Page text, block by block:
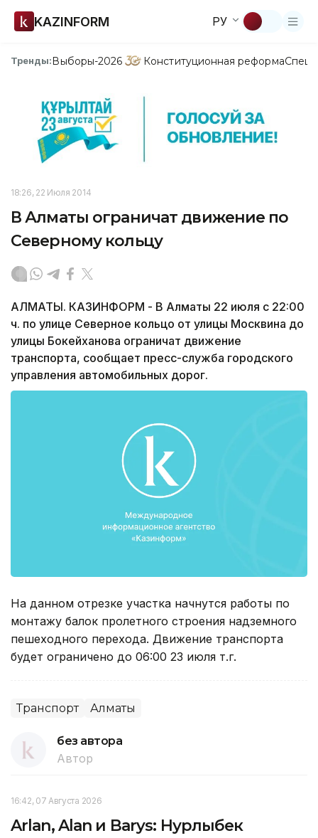
KAZINFORM РУ
Тренды:Выборы-2026 Конституционная реформа
18:26, 22 Июля 2014
В Алматы ограничат движение по
Северному кольцу
АЛМАТЫ. КАЗИНФОРМ - В Алматы 22 июля с 22:00
ч. по улице Северное кольцо от улицы Москвина до
улицы Бокейханова ограничат движение
транспорта, сообщает пресс-служба городского
управления автомобильных дорог.
На данном отрезке участка начнутся работы по
монтажу балок пролетного строения надземного
пешеходного перехода. Движение транспорта
будет ограничено до 06:00 23 июля т.г.
Транспорт Алматы
без автора
Автор
16:42, 07 Августа 2026
Arlan, Alan и Barys: Нурлыбек